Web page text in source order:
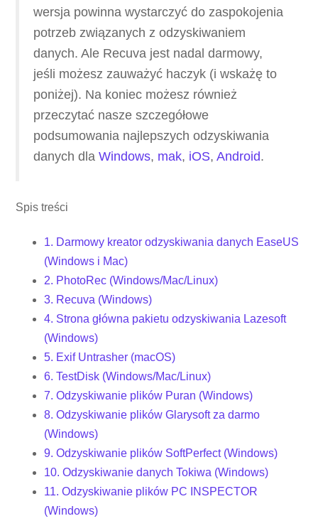
wersja powinna wystarczyć do zaspokojenia
potrzeb związanych z odzyskiwaniem
danych. Ale Recuva jest nadal darmowy,
jeśli możesz zauważyć haczyk (i wskażę to
poniżej). Na koniec możesz również
przeczytać nasze szczegółowe
podsumowania najlepszych odzyskiwania
danych dlaWindows, mak, iOS,Android.
Spis treści
1. Darmowy kreator odzyskiwania danych EaseUS
(Windows i Mac)
2. PhotoRec (Windows/Mac/Linux)
3. Recuva (Windows)
4. Strona główna pakietu odzyskiwania Lazesoft
(Windows)
5. Exif Untrasher (macOS)
6. TestDisk (Windows/Mac/Linux)
7. Odzyskiwanie plików Puran (Windows)
8. Odzyskiwanie plików Glarysoft za darmo
(Windows)
9. Odzyskiwanie plików SoftPerfect (Windows)
10. Odzyskiwanie danych Tokiwa (Windows)
11. Odzyskiwanie plików PC INSPECTOR
(Windows)